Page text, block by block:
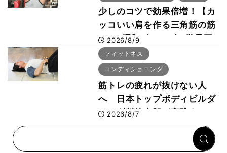
少しのコツで効果倍増！【カ
ッコいい肩を作る三角筋の筋
トレ6選】ボディビル世界王
者が解説！
2026/8/9
フィットネス
コンディショニング
筋トレの疲れが抜けない人
へ 日本トップボディビルダ
ー・刈川啓志郎が実践する
「回復習慣」
2026/8/7